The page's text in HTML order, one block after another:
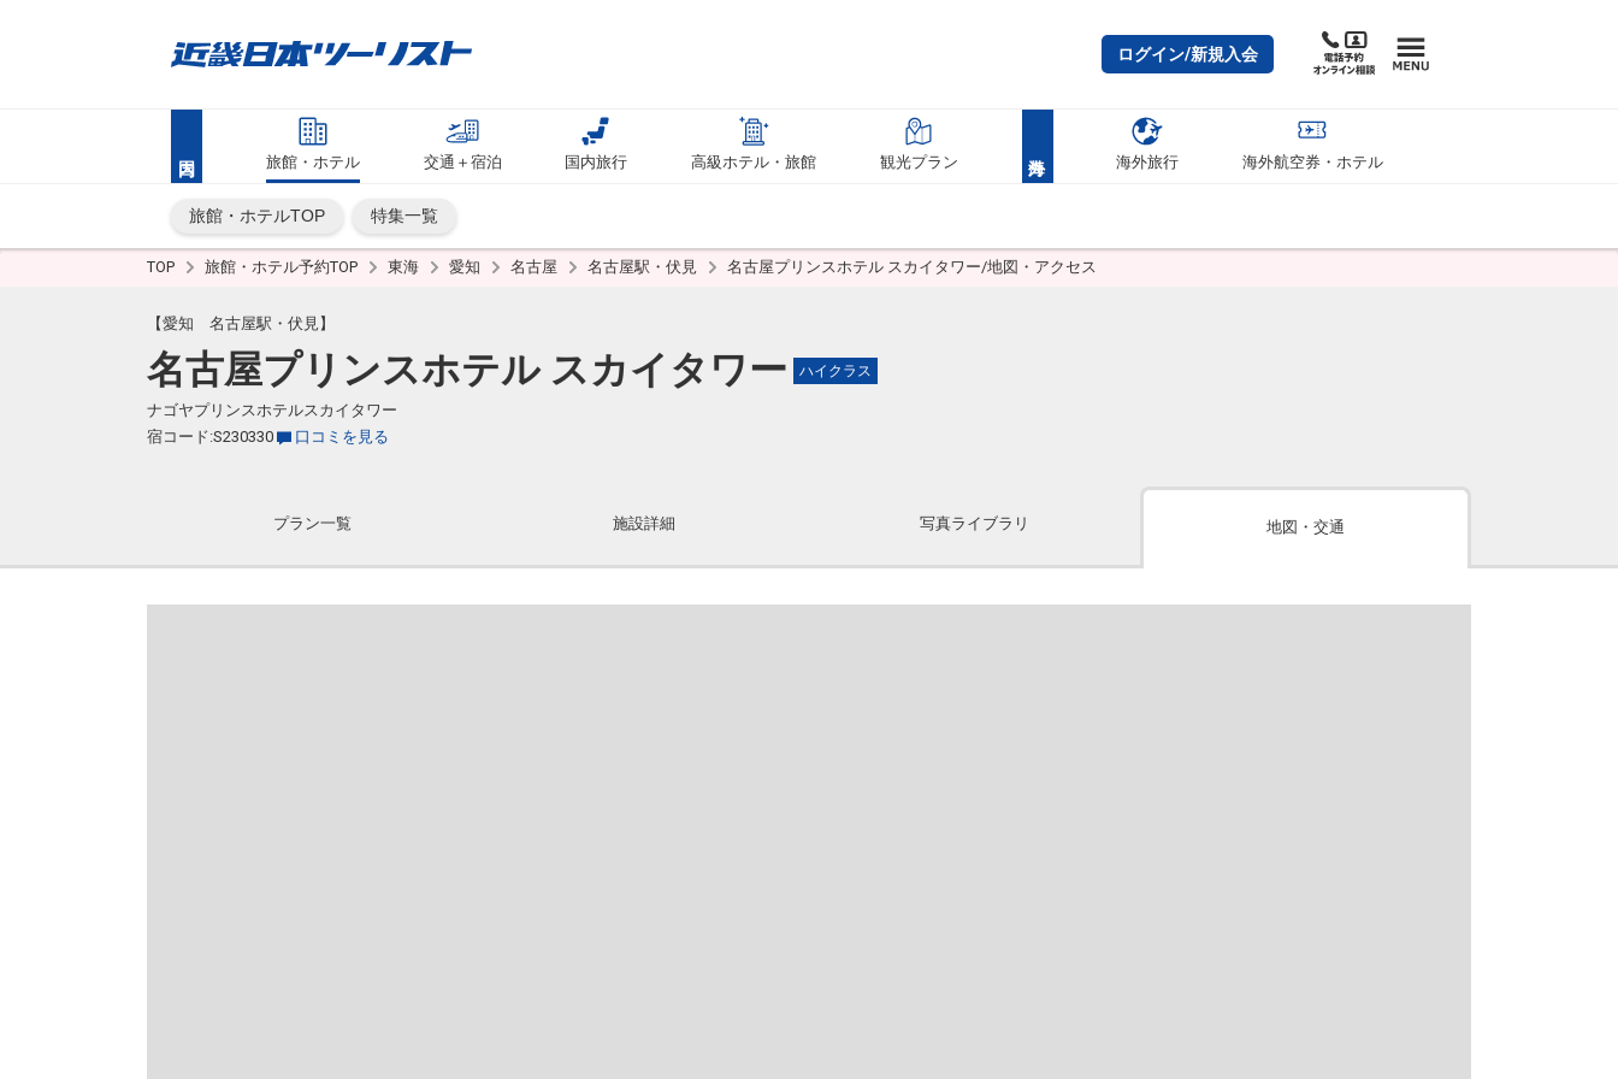
ログイン/新規入会
旅館・ホテル 交通＋宿泊 国内旅行 高級ホテル・旅館 観光プラン 海外旅行 海外航空券・ホテル
旅館・ホテルTOP 特集一覧
TOP 旅館・ホテル予約TOP 東海 愛知 名古屋 名古屋駅・伏見 名古屋プリンスホテル スカイタワー/地図・アクセス
【愛知 名古屋駅・伏見】
名古屋プリンスホテル スカイタワー ハイクラス
ナゴヤプリンスホテルスカイタワー
宿コード:S230330
口コミを見る
プラン一覧 施設詳細 写真ライブラリ 地図・交通